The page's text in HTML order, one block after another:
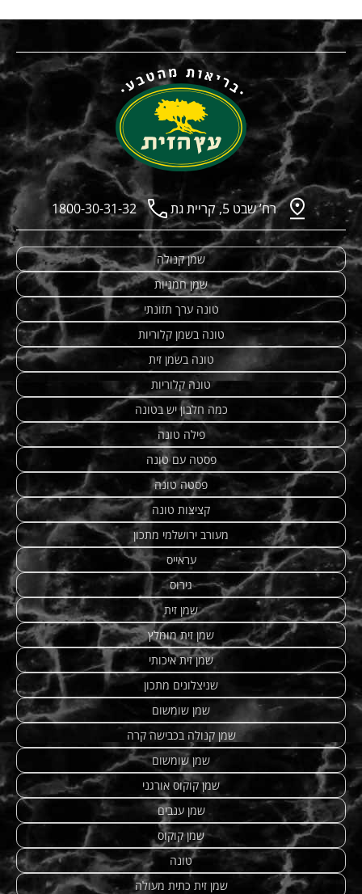
רח’ שבט 5, קריית גת 1800-30-31-32
שמן קנולה
שמן חמניות
טונה ערך תזונתי
טונה בשמן קלוריות
טונה בשמן זית
טונה קלוריות
כמה חלבון יש בטונה
פילה טונה
פסטה עם טונה
פסטה טונה
קציצות טונה
מעורב ירושלמי מתכון
עראייס
גירוס
שמן זית
שמן זית מומלץ
שמן זית איכותי
שניצלונים מתכון
שמן שומשום
שמן קנולה בכבישה קרה
שמן שומשום
שמן קוקוס אורגני
שמן ענבים
שמן קוקוס
טונה
שמן זית כתית מעולה